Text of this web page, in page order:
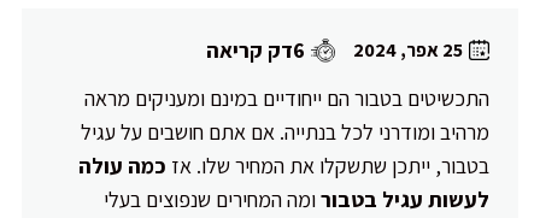
25 אפר, 2024
6דק קריאה
התכשיטים בטבור הם ייחודיים במינם ומעניקים מראה
מרהיב ומודרני לכל בנתייה. אם אתם חושבים על עגיל
בטבור, ייתכן שתשקלו את המחיר שלו. אז כמה עולה
לעשות עגיל בטבורומה המחירים שנפוצים בעלי